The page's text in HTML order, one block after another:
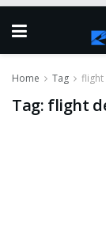
Home Tag flight
Tag: flight